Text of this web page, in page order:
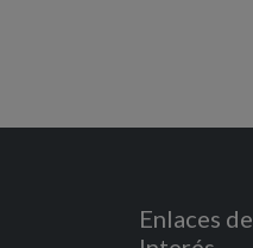
Enlaces de